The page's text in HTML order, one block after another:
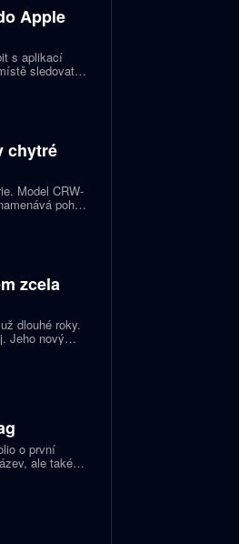
Apple
s aplikací
sledovat
omezení,
nebo jiné
chytré
Model CRW-
pohyb
digitální
po celý den.
zcela
dlouhé roky.
Jeho nový
milimetrů.
o první
ale také
Tag má
věcí